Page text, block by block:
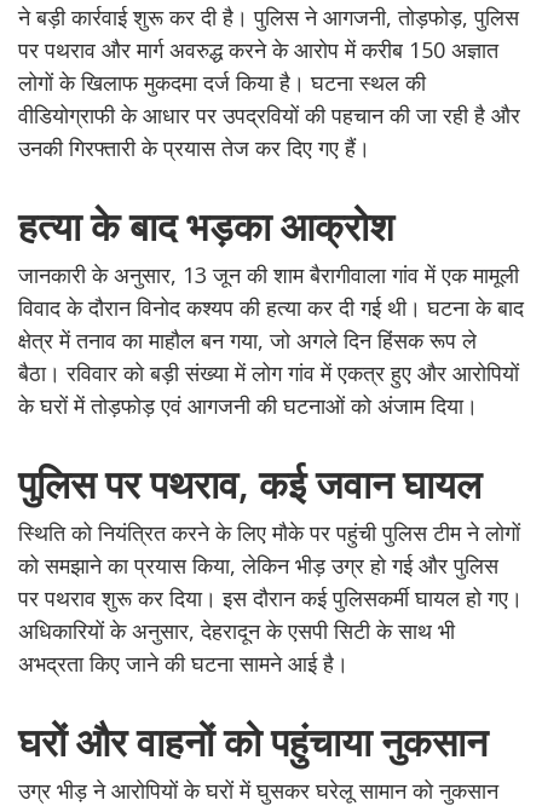
ने बड़ी कार्रवाई शुरू कर दी है। पुलिस ने आगजनी, तोड़फोड़, पुलिस
पर पथराव और मार्ग अवरुद्ध करने के आरोप में करीब 150 अज्ञात
लोगों के खिलाफ मुकदमा दर्ज किया है। घटना स्थल की
वीडियोग्राफी के आधार पर उपद्रवियों की पहचान की जा रही है और
उनकी गिरफ्तारी के प्रयास तेज कर दिए गए हैं।
हत्या के बाद भड़का आक्रोश
जानकारी के अनुसार, 13 जून की शाम बैरागीवाला गांव में एक मामूली
विवाद के दौरान विनोद कश्यप की हत्या कर दी गई थी। घटना के बाद
क्षेत्र में तनाव का माहौल बन गया, जो अगले दिन हिंसक रूप ले
बैठा। रविवार को बड़ी संख्या में लोग गांव में एकत्र हुए और आरोपियों
के घरों में तोड़फोड़ एवं आगजनी की घटनाओं को अंजाम दिया।
पुलिस पर पथराव, कई जवान घायल
स्थिति को नियंत्रित करने के लिए मौके पर पहुंची पुलिस टीम ने लोगों
को समझाने का प्रयास किया, लेकिन भीड़ उग्र हो गई और पुलिस
पर पथराव शुरू कर दिया। इस दौरान कई पुलिसकर्मी घायल हो गए।
अधिकारियों के अनुसार, देहरादून के एसपी सिटी के साथ भी
अभद्रता किए जाने की घटना सामने आई है।
घरों और वाहनों को पहुंचाया नुकसान
उग्र भीड़ ने आरोपियों के घरों में घुसकर घरेलू सामान को नुकसान